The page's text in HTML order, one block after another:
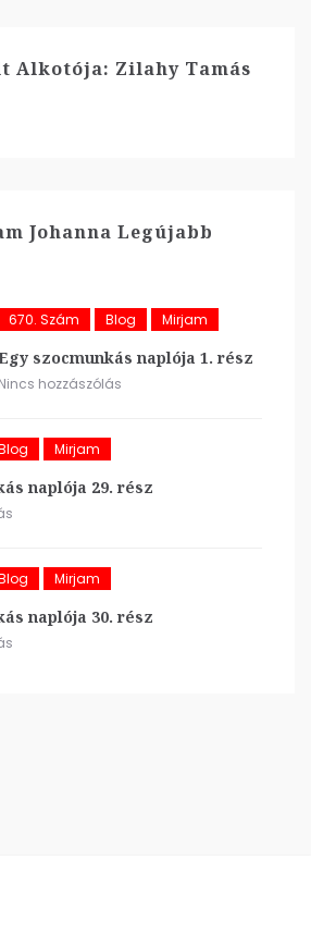
Alkotója: Zilahy Tamás
Johanna Legújabb
670. Szám Blog Mirjam
szocmunkás naplója 1. rész
Nincs hozzászólás
Mirjam
naplója 29. rész
Mirjam
naplója 30. rész